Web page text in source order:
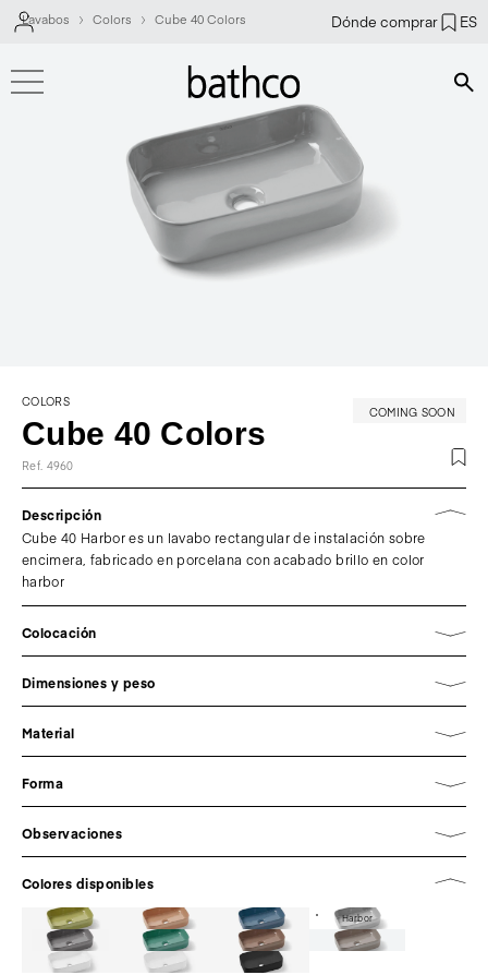
Dónde comprar ES
Lavabos Colors Cube 40 Colors
COMING SOON
COLORS
Cube 40 Colors
Ref. 4960
Descripción
Cube 40 Harbor es un lavabo rectangular de instalación sobre
encimera, fabricado en porcelana con acabado brillo en color
harbor
Colocación
Dimensiones y peso
Material
Forma
Observaciones
Colores disponibles
Harbor